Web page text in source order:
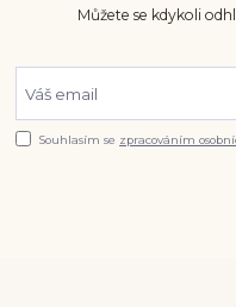
Můžete se kdykoli
Souhlasím se zpracováním